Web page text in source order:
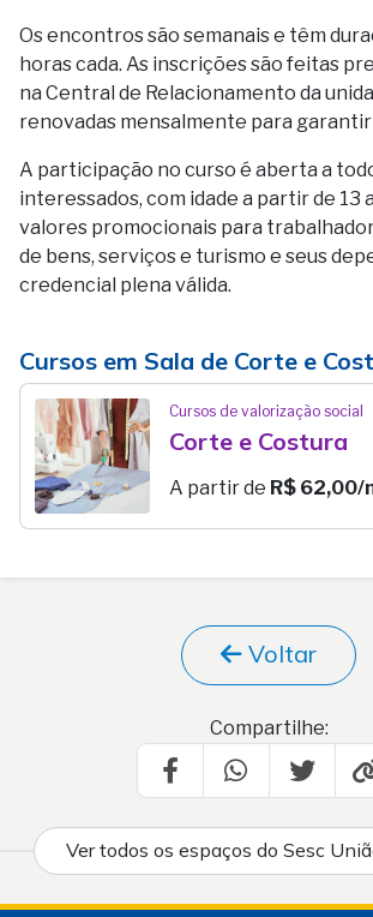
Os encontros são semanais e têm
horas cada. As inscrições são feitas
na Central de Relacionamento da
renovadas mensalmente para garantir
A participação no curso é aberta a
interessados, com idade a partir de 13
valores promocionais para
de bens, serviços e turismo e seus
credencial plena válida.
Cursos em Sala de Corte e
Cursos de valorização social
Corte e Costura
A partir de R$ 62,00/
Voltar
Compartilhe:
Ver todos os espaços do Sesc